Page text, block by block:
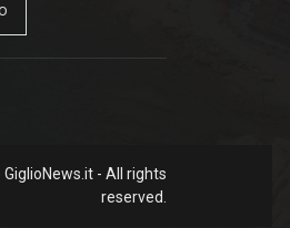
- All rights
reserved.